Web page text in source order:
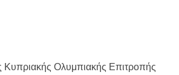
Κυπριακής Ολυμπιακής Επιτροπής